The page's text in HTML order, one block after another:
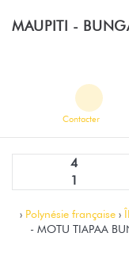
MAUPITI -
Contacter
4
1
› Polynésie française ›
- MOTU TIAPAA